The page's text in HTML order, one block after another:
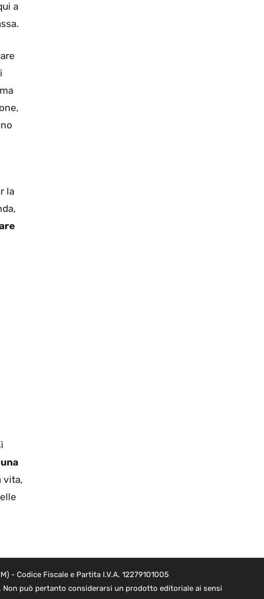
a
la
vita,
- Codice Fiscale e Partita I.V.A. 12279101005
può pertanto considerarsi un prodotto editoriale ai sensi